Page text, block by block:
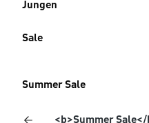
Jungen
Sale
Summer Sale
<b>Summer Sale</